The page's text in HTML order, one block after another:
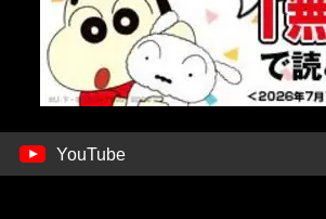
YouTube